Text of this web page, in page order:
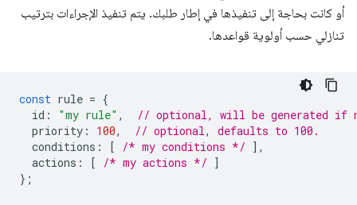
أو كانت بحاجة إلى تنفيذها في إطار طلبك. يتم تنفيذ الإجراءات بترتيب
تنازلي حسب أولوية قواعدها.
const rule = {
id : "my rule" ,
// optional, will be generated if
priority : 100,
// optional, defaults to 100.
conditions : [ /* my conditions */ ],
actions : [ /* my actions */ ]
};